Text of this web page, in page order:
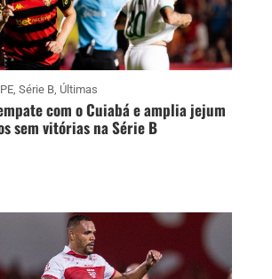
PE, Série B, Últimas
com o Cuiabá e amplia jejum
sem vitórias na Série B